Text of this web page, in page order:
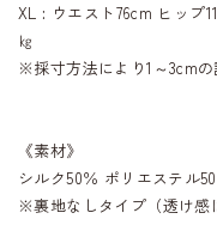
XL : ウエスト76cm ヒップ
㎏
※採寸方法により1～3cm
《素材》
シルク50％ ポリエステル
※裏地なしタイプ（透け感